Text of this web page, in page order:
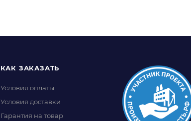
КАК ЗАКАЗАТЬ
Условия оплаты
Условия доставки
Гарантия на товар